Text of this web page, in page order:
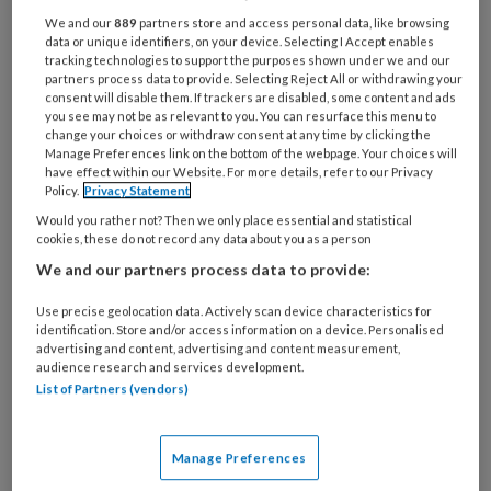
de zwangerschap en vroege jeugd het beste
ondersteund kunnen worden door
professionals in de geboortezorg, de
jeugdgezondheidszorg (JGZ) en het sociaal
domein. Daarvoor worden nieuwe gegevens
van de JGZ verzameld en onder strikte
voorwaarden die de privacy beschermen,
beschikbaar gesteld voor onderzoek in een
beveiligde data-omgeving bij het Centraal
De ontwikkeling van een kind tijdens de
zwangerschap en de eerste twee jaar van het
leven heeft invloed op de gezondheid en
ontwikkeling tijdens het hele leven. Met dit
onderzoek kunnen onderzoekers de
We and our889 partners store and access personal data, like browsing
data or unique identifiers, on your device. Selecting I Accept enables
tracking technologies to support the purposes shown under we and our
partners process data to provide. Selecting Reject All or withdrawing your
consent will disable them. If trackers are disabled, some content and ads
you see may not be as relevant to you. You can resurface this menu to
change your choices or withdraw consent at any time by clicking the
Manage Preferences link on the bottom of the webpage. Your choices will
have effect within our Website. For more details, refer to our Privacy
Policy. Privacy Statement
Would you rather not? Then we only place essential and statistical
cookies, these do not record any data about you as a person
We and our partners process data to provide:
Use precise geolocation data. Actively scan device characteristics for
identification. Store and/or access information on a device. Personalised
advertising and content, advertising and content measurement,
audience research and services development.
List of Partners (vendors)
Manage Preferences